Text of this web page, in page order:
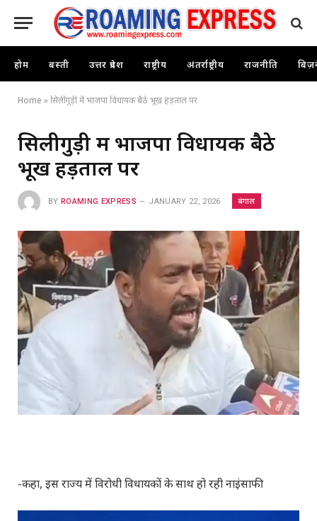
होम बस्ती उत्तर प्रदेश राष्ट्रीय अंतर्राष्ट्रीय राजनीति
Home »सिलीगुड़ी में भाजपा विधायक बैठे भूख हड़ताल पर
सिलीगुड़ी में भाजपा विधायक बैठे
भूख हड़ताल पर
BY ROAMING EXPRESS JANUARY 22, 2026 बंगाल
-कहा, इस राज्य में विरोधी विधायकों के साथ हो रही नाइंसाफी